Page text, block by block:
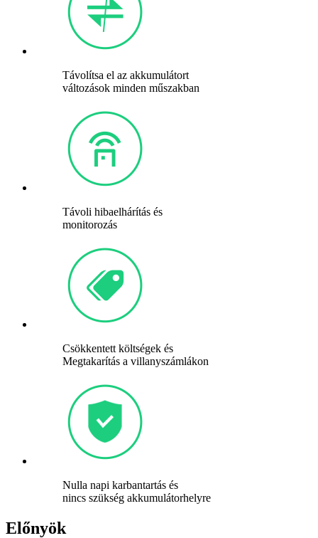
Távolítsa el az akkumulátort
változások minden műszakban
Távoli hibaelhárítás és
monitorozás
Csökkentett költségek és
Megtakarítás a villanyszámlákon
Nulla napi karbantartás és
nincs szükség akkumulátorhelyre
Előnyök